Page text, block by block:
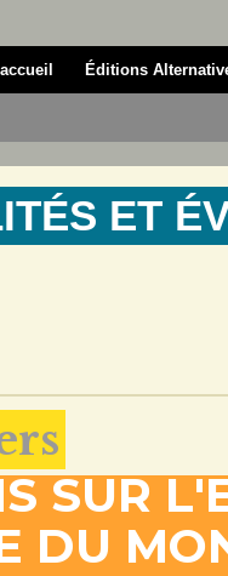
accueil Éditions
ET
SUR
DU